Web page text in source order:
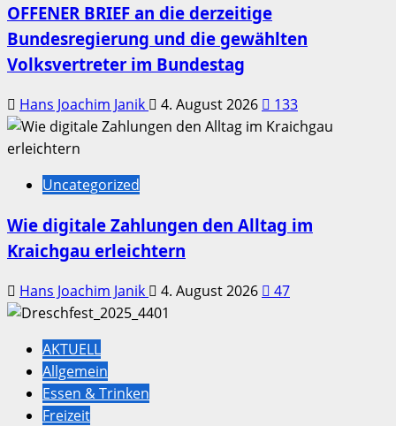
OFFENER BRIEF an die derzeitige
Bundesregierung und die gewählten
Volksvertreter im Bundestag
Hans Joachim Janik 4. August 2026 133
Uncategorized
Wie digitale Zahlungen den Alltag im
Kraichgau erleichtern
Hans Joachim Janik 4. August 2026 47
AKTUELL
Allgemein
Essen & Trinken
Freizeit